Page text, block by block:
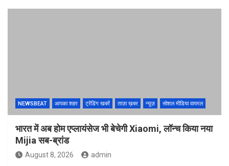
NEWSBEAT आपका शहर ट्रेंडिंग खबरें ताज़ा ख़बर न्यूज़ सोशल मीडिया वायरल
भारत में अब होम एप्लायंसेज भी बेचेगी Xiaomi, लॉन्च किया नया
Mijia सब-ब्रांड
August 8, 2026 admin